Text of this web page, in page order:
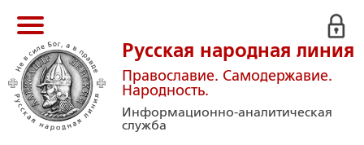
Русская народная линия
Православие. Самодержавие.
Народность.
Информационно-аналитическая
служба